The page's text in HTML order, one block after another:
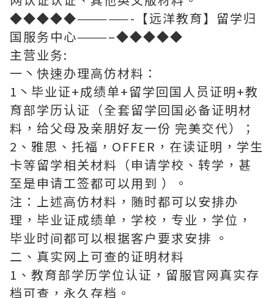
◆◆◆◆◆—————-【远洋教育】留学归
国服务中心———–◆◆◆◆◆
主营业务:
一丶快速办理高仿材料：
1丶毕业证+成绩单+留学回国人员证明+教
育部学历认证（全套留学回国必备证明材
料，给父母及亲朋好友一份 完美交代）；
2、雅思、托福，OFFER，在读证明，学生
卡等留学相关材料（申请学校、转学，甚
至是申请工签都可以用到 ）。
注：上述高仿材料，随时都可以安排办
理，毕业证成绩单，学校，专业，学位，
毕业时间都可以根据客户要求安排 。
二、真实网上可查的证明材料
1、教育部学历学位认证，留服官网真实存
档可查，永久存档。